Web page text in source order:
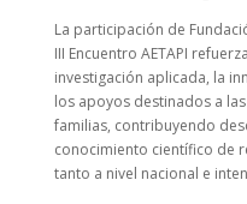
La participación de
III Encuentro AETAPI
investigación aplicada, la
los apoyos destinados a
familias, contribuyendo
conocimiento científico de
tanto a nivel nacional e